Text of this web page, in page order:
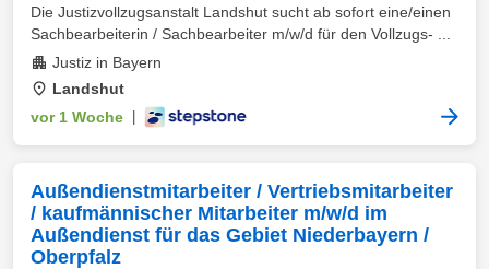
Die Justizvollzugsanstalt Landshut sucht ab sofort eine/einen
Sachbearbeiterin / Sachbearbeiter m/w/d für den Vollzugs- ...
Justiz in Bayern
Landshut
vor 1 Woche
Außendienstmitarbeiter / Vertriebsmitarbeiter
/ kaufmännischer Mitarbeiter m/w/d im
Außendienst für das Gebiet Niederbayern /
Oberpfalz